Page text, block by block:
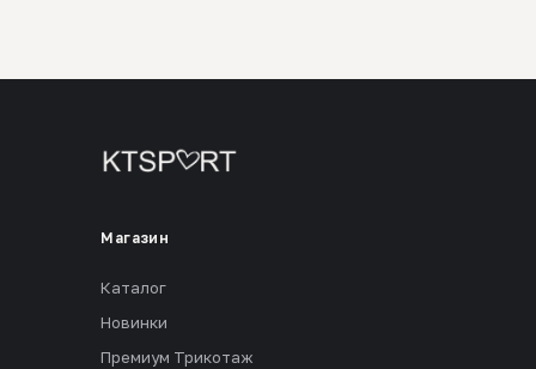
Магазин
Каталог
Новинки
Премиум Трикотаж